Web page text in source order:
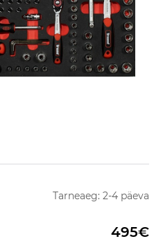
Tarneaeg: 2-4 päeva
495€